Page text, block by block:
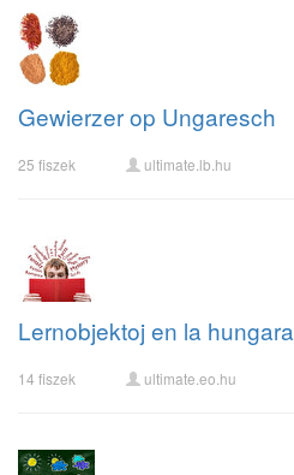
Gewierzer op Ungaresch
25 fiszek ultimate.lb.hu
Lernobjektoj en la hungara
14 fiszek ultimate.eo.hu